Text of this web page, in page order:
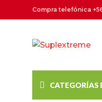
Compra telefónica
CATEGORÍAS